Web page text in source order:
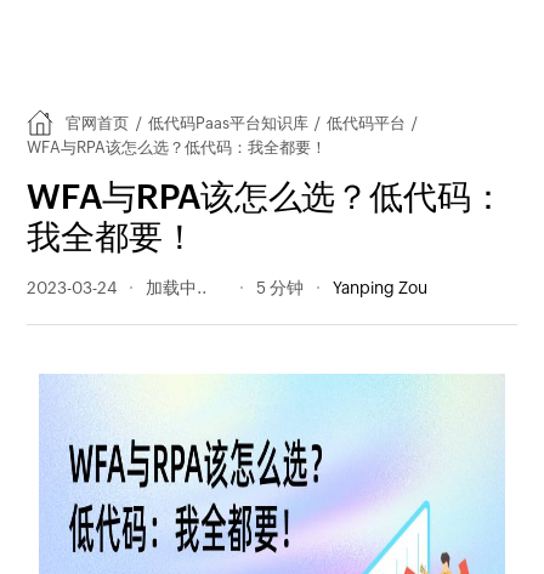
官网首页 / 低代码Paas平台知识库 / 低代码平台 /
WFA与RPA该怎么选？低代码：我全都要！
WFA与RPA该怎么选？低代码：
我全都要！
2023-03-24 213 阅读量 5 分钟 Yanping Zou